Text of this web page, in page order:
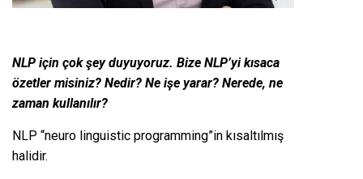
NLP için çok şey duyuyoruz. Bize NLP’yi kısaca
özetler misiniz? Nedir? Ne işe yarar? Nerede, ne
zaman kullanılır?
NLP “neuro linguistic programming”in kısaltılmış
halidir.